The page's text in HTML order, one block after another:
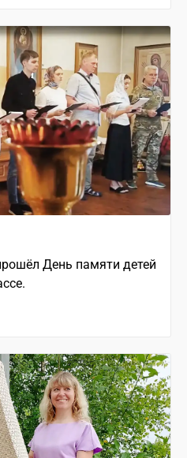
День памяти детей